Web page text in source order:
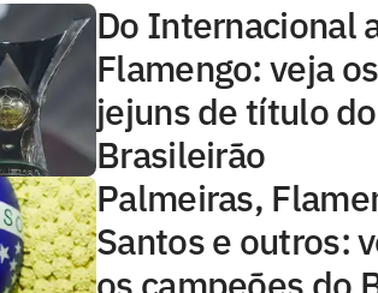
Do Internacional
Flamengo: veja
jejuns de título do
Brasileirão
Palmeiras,
Santos e outros: